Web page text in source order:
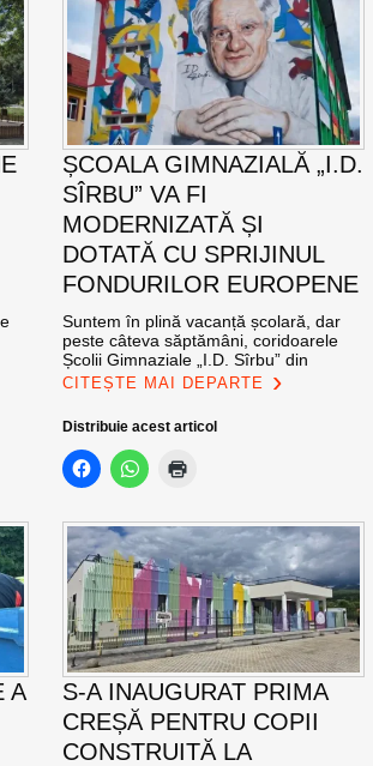
ȘCOALA GIMNAZIALĂ „I.D.
SÎRBU” VA FI
MODERNIZATĂ ȘI
DOTATĂ CU SPRIJINUL
FONDURILOR EUROPENE
Suntem în plină vacanță școlară, dar
peste câteva săptămâni, coridoarele
Școlii Gimnaziale „I.D. Sîrbu” din
CITEȘTE MAI DEPARTE
Distribuie acest articol
A
S-A INAUGURAT PRIMA
CREȘĂ PENTRU COPII
CONSTRUITĂ LA